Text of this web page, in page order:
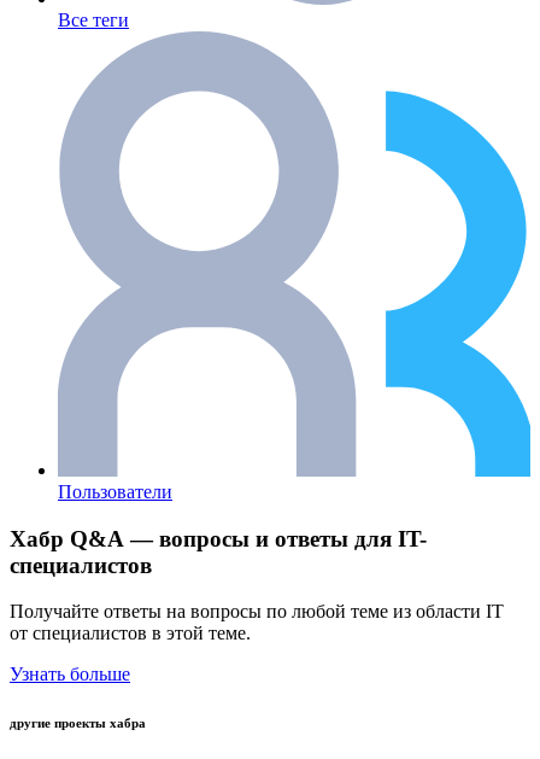
Все теги
Пользователи
Хабр Q&A — вопросы и ответы для IT-
специалистов
Получайте ответы на вопросы по любой теме из области IT
от специалистов в этой теме.
Узнать больше
другие проекты хабра